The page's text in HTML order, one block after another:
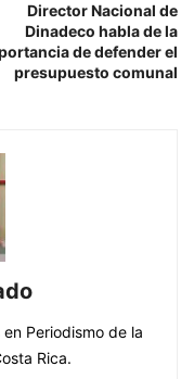
Director Nacional de
Dinadeco habla de la
de defender el
presupuesto comunal
Periodismo de la
Rica.